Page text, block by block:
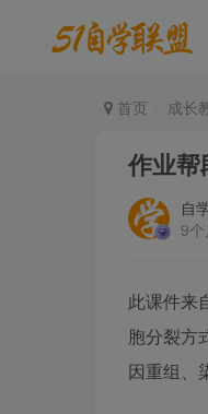
首页 成长
作业帮
自
9
此课件来
胞分裂方
因重组、